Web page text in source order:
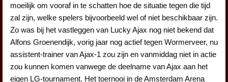
moeilijk om vooraf in te schatten hoe de situatie tegen die tijd
zal zijn, welke spelers bijvoorbeeld wel of niet beschikbaar zijn.
Zo was bij het vastleggen van Lucky Ajax nog niet bekend dat
Alfons Groenendijk, vorig jaar nog actief tegen Wormerveer, nu
assistent-trainer van Ajax-1 zou zijn en vanmiddag niet in actie
zou kunnen komen vanwege de deelname van Ajax aan het
eigen LG-tournament. Het toernooi in de Amsterdam Arena